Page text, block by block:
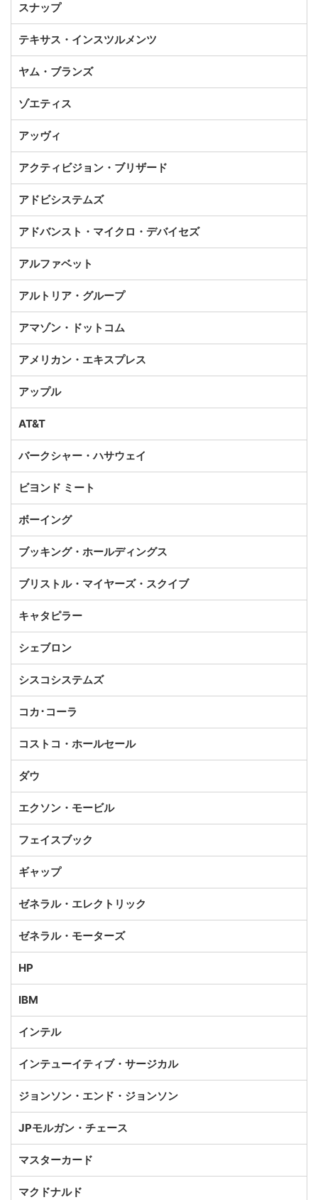
スナップ
テキサス・インスツルメンツ
ヤム・ブランズ
ゾエティス
アッヴィ
アクティビジョン・ブリザード
アドビシステムズ
アドバンスト・マイクロ・デバイセズ
アルファベット
アルトリア・グループ
アマゾン・ドットコム
アメリカン・エキスプレス
アップル
AT&T
バークシャー・ハサウェイ
ビヨンド ミート
ボーイング
ブッキング・ホールディングス
ブリストル・マイヤーズ・スクイブ
キャタピラー
シェブロン
シスコシステムズ
コカ･コーラ
コストコ・ホールセール
ダウ
エクソン・モービル
フェイスブック
ギャップ
ゼネラル・エレクトリック
ゼネラル・モーターズ
HP
IBM
インテル
インテューイティブ・サージカル
ジョンソン・エンド・ジョンソン
JPモルガン・チェース
マスターカード
マクドナルド